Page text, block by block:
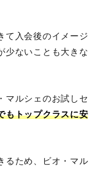
て入会後のイメージ
少ないことも大きな
マルシェのお試しセ
もトップクラスに安
るため、ビオ・マル